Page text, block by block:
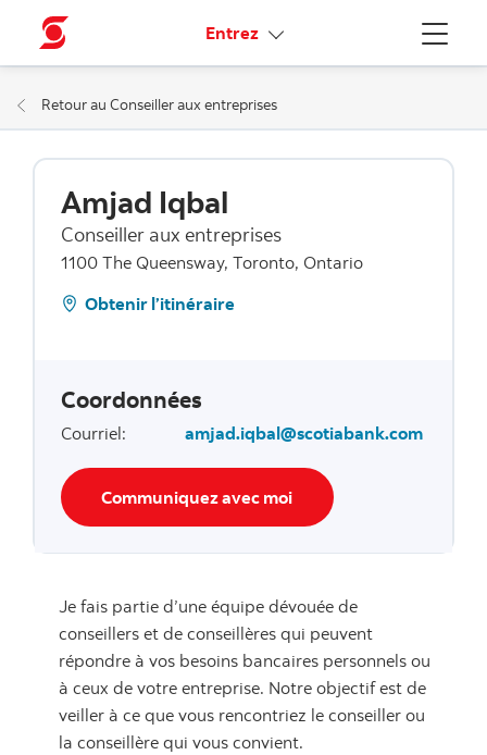
Menu
Entrez Liens connexes
Retour au Conseiller aux entreprises
Amjad Iqbal
Conseiller aux entreprises
1100 The Queensway, Toronto, Ontario
Obtenir l’itinéraire
Coordonnées
Courriel: amjad.iqbal@scotiabank.com
Communiquez avec moi
Je fais partie d’une équipe dévouée de
conseillers et de conseillères qui peuvent
répondre à vos besoins bancaires personnels ou
à ceux de votre entreprise. Notre objectif est de
veiller à ce que vous rencontriez le conseiller ou
la conseillère qui vous convient.